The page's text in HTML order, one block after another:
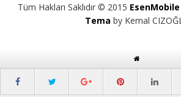
Tüm Hakları Saklıdır © 2015
Tema by Kemal